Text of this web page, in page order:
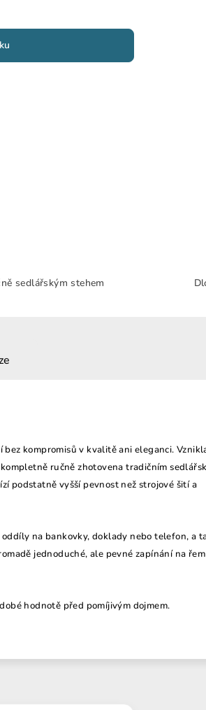
sedlářským stehem
kompromisů v kvalitě ani eleganci.
ručně zhotovena tradičním
podstatně vyšší pevnost než strojové šití a
na bankovky, doklady nebo telefon, a
jednoduché, ale pevné zapínání na
hodnotě před pomíjivým dojmem.